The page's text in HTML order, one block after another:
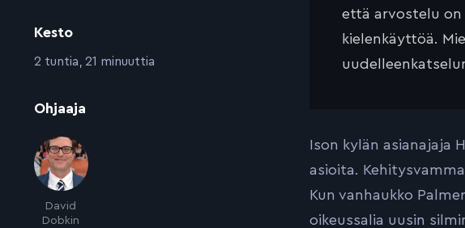
Kesto
:2 tuntia, 21 minuuttia
Ohjaaja
David
Dobkin
että arvostelu on
kielenkäyttöä.
Ison kylän asianajaja
asioita.
Kun vanhaukko
oikeussalia uusin